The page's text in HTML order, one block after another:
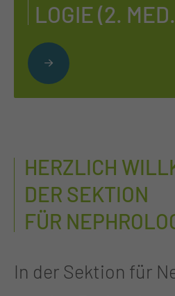
LO­GIE (2.
HERZLICH
DER SEKTION
FÜR
In der Sektion für